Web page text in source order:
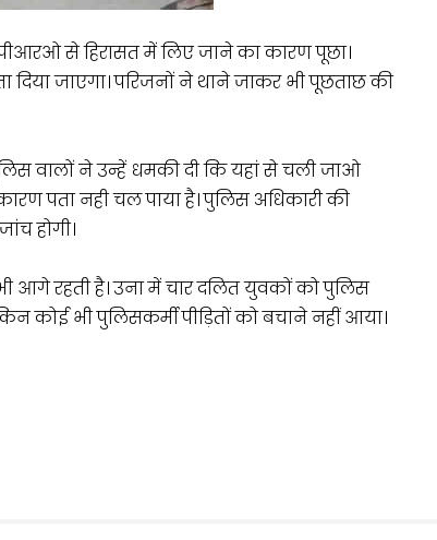
से हिरासत में लिए जाने का कारण पूछा।
जाएगा। परिजनों ने थाने जाकर भी पूछताछ की
वालों ने उन्हें धमकी दी कि यहां से चली जाओ
पता नही चल पाया है। पुलिस अधिकारी की
होगी।
आगे रहती है। उना में चार दलित युवकों को पुलिस
कोई भी पुलिसकर्मी पीड़ितों को बचाने नहीं आया।